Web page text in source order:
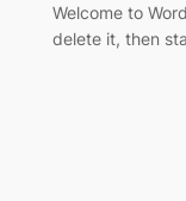
Welcome to
delete it, then